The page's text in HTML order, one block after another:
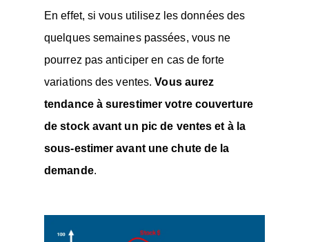
En effet, si vous utilisez les données des
quelques semaines passées, vous ne
pourrez pas anticiper en cas de forte
variations des ventes. Vous aurez
tendance à surestimer votre couverture
de stock avant un pic de ventes et à la
sous-estimer avant une chute de la
demande.